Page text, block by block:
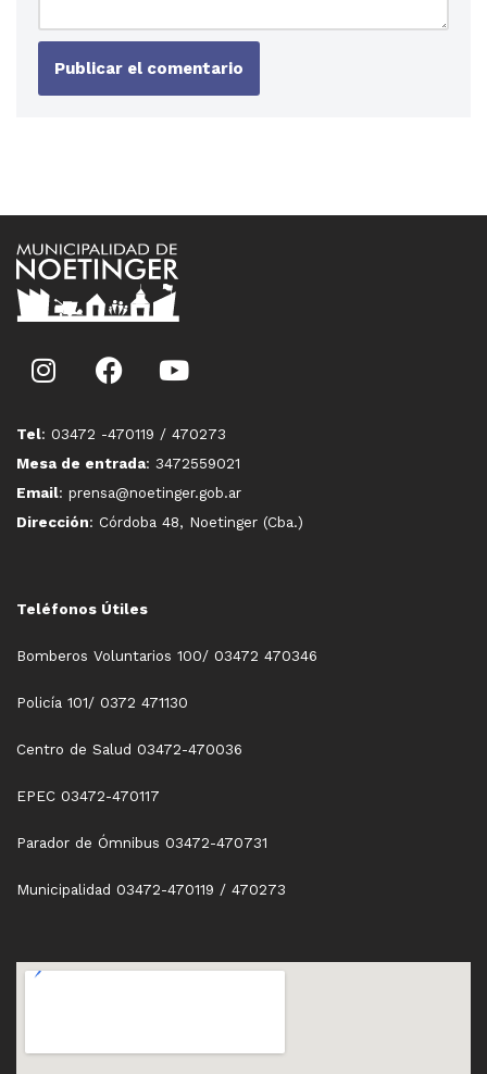
Tel: 03472 -470119 / 470273
Mesa de entrada: 3472559021
Email: prensa@noetinger.gob.ar
Dirección: Córdoba 48, Noetinger (Cba.)
Teléfonos Útiles
Bomberos Voluntarios 100/ 03472 470346
Policía 101/ 0372 471130
Centro de Salud 03472-470036
EPEC 03472-470117
Parador de Ómnibus 03472-470731
Municipalidad 03472-470119 / 470273